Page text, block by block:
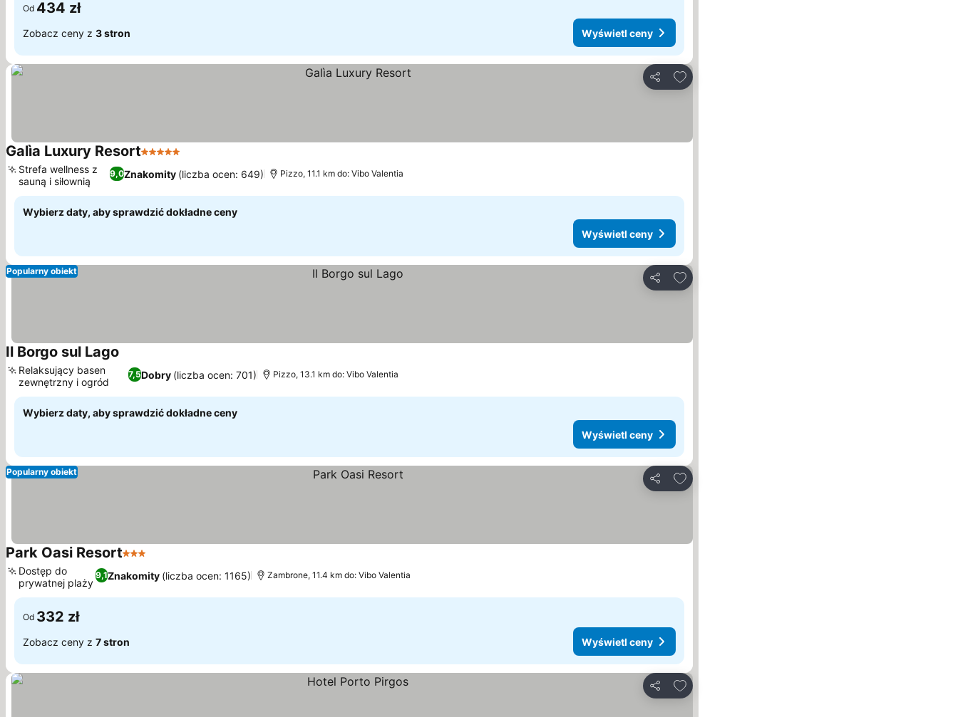
Od 434 zł
Zobacz ceny z 3 stron Wyświetl ceny
Udostępnij
Dodaj do ulubionych
Galìa Luxury Resort5 Kategoria
9,0Znakomity (liczba ocen: 649)
Strefa wellness z
sauną i siłownią
Pizzo, 11.1 km do: Vibo Valentia
Wybierz daty, aby sprawdzić dokładne ceny
Wyświetl ceny
Udostępnij
Dodaj do ulubionych
Popularny obiekt
Il Borgo sul Lago
7,5Dobry (liczba ocen: 701)
Relaksujący basen
zewnętrzny i ogród
Pizzo, 13.1 km do: Vibo Valentia
Wybierz daty, aby sprawdzić dokładne ceny
Wyświetl ceny
Udostępnij
Dodaj do ulubionych
Popularny obiekt
Park Oasi Resort3 Kategoria
9,1Znakomity (liczba ocen: 1165)
Dostęp do
prywatnej plaży
Zambrone, 11.4 km do: Vibo Valentia
Od 332 zł
Zobacz ceny z 7 stron Wyświetl ceny
Udostępnij
Dodaj do ulubionych